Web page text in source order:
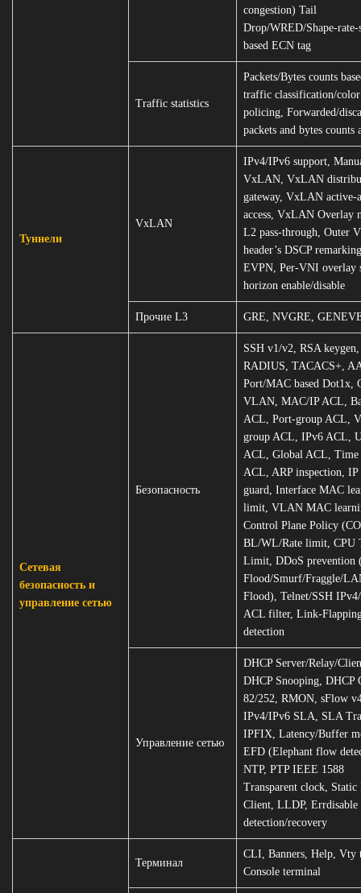
congestion) Tail
Drop/WRED/Shape-rate-
based ECN tag
Traffic statistics
Packets/Bytes counts
traffic classification/
policing, Forwarded/
packets and bytes counts
Туннели
VxLAN
IPv4/IPv6 support,
VxLAN, VxLAN
gateway, VxLAN active-
access, VxLAN Overlay
L2 pass-through, Outer
header’s DSCP
EVPN, Per-VNI overlay
horizon enable/disable
Прочие L3 GRE, NVGRE,
Сетевая
безопасность и
управление сетью
Безопасность
SSH v1/v2, RSA keygen,
RADIUS, TACACS+,
Port/MAC based Dot1x,
VLAN, MAC/IP ACL,
ACL, Port-group ACL,
group ACL, IPv6 ACL,
ACL, Global ACL, Time
ACL, ARP inspection, IP
guard, Interface MAC
limit, VLAN MAC
Control Plane Policy
BL/WL/Rate limit, CPU
Limit, DDoS prevention
Flood/Smurf/Fraggle/
Flood), Telnet/SSH
ACL filter, Link-
detection
Управление сетью
DHCP Server/Relay/
DHCP Snooping, DHCP
82/252, RMON, sFlow
IPv4/IPv6 SLA, SLA
IPFIX, Latency/Buffer
EFD (Elephant flow
NTP, PTP IEEE 1588
Transparent clock, Static
Client, LLDP, Errdisable
detection/recovery
Терминал
CLI, Banners, Help, Vty
Console terminal